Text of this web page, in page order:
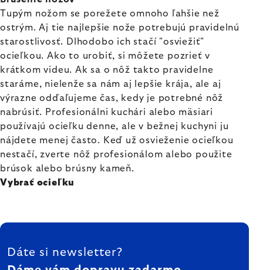
Tupým nožom se porežete omnoho ľahšie než
ostrým. Aj tie najlepšie nože potrebujú pravidelnú
starostlivosť. Dlhodobo ich stačí "osviežiť"
ocieľkou. Ako to urobiť, si môžete pozrieť v
krátkom videu. Ak sa o nôž takto pravidelne
staráme, nielenže sa nám aj lepšie krája, ale aj
výrazne odďaľujeme čas, kedy je potrebné nôž
nabrúsiť. Profesionálni kuchári alebo mäsiari
používajú ocieľku denne, ale v bežnej kuchyni ju
nájdete menej často. Keď už osvieženie ocieľkou
nestačí, zverte nôž profesionálom alebo použite
brúsok alebo brúsny kameň.
Vybrať ocieľku
ZÁPÄTIE
Dáte si newsletter?